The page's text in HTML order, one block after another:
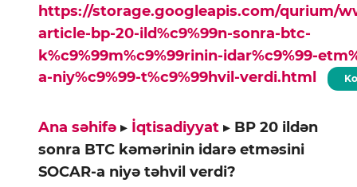
https://storage.googleapis.com/qurium/
article-bp-20-ild%c9%99n-sonra-btc-
k%c9%99m%c9%99rinin-idar%c9%99-
a-niy%c9%99-t%c9%99hvil-verdi.html
Ana səhifə ▸ İqtisadiyyat ▸ BP 20 ildən
sonra BTC kəmərinin idarə etməsini
SOCAR-a niyə təhvil verdi?